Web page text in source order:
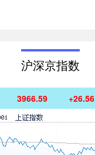
沪深京指数
3966.59 +26.56